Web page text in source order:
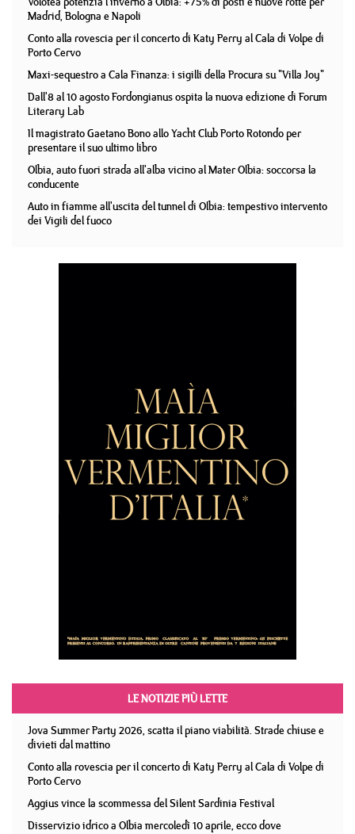
Madrid, Bologna e Napoli
Conto alla rovescia per il concerto di Katy Perry al Cala di Volpe di
Porto Cervo
Maxi-sequestro a Cala Finanza: i sigilli della Procura su "Villa Joy"
Dall'8 al 10 agosto Fordongianus ospita la nuova edizione di Forum
Literary Lab
Il magistrato Gaetano Bono allo Yacht Club Porto Rotondo per
presentare il suo ultimo libro
Olbia, auto fuori strada all'alba vicino al Mater Olbia: soccorsa la
conducente
Auto in fiamme all'uscita del tunnel di Olbia: tempestivo intervento
dei Vigili del fuoco
LE NOTIZIE PIÙ LETTE
Jova Summer Party 2026, scatta il piano viabilità. Strade chiuse e
divieti dal mattino
Conto alla rovescia per il concerto di Katy Perry al Cala di Volpe di
Porto Cervo
Aggius vince la scommessa del Silent Sardinia Festival
Disservizio idrico a Olbia mercoledì 10 aprile, ecco dove